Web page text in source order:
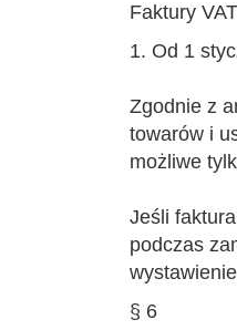
Faktury VAT
1. Od 1
Zgodnie z
towarów i
możliwe
Jeśli
podczas
§ 6